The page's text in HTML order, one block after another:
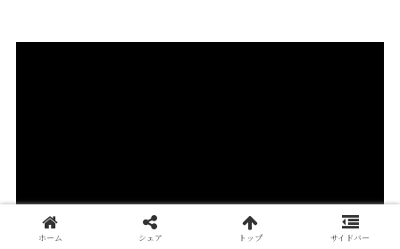
ホーム シェア トップ サイドバー